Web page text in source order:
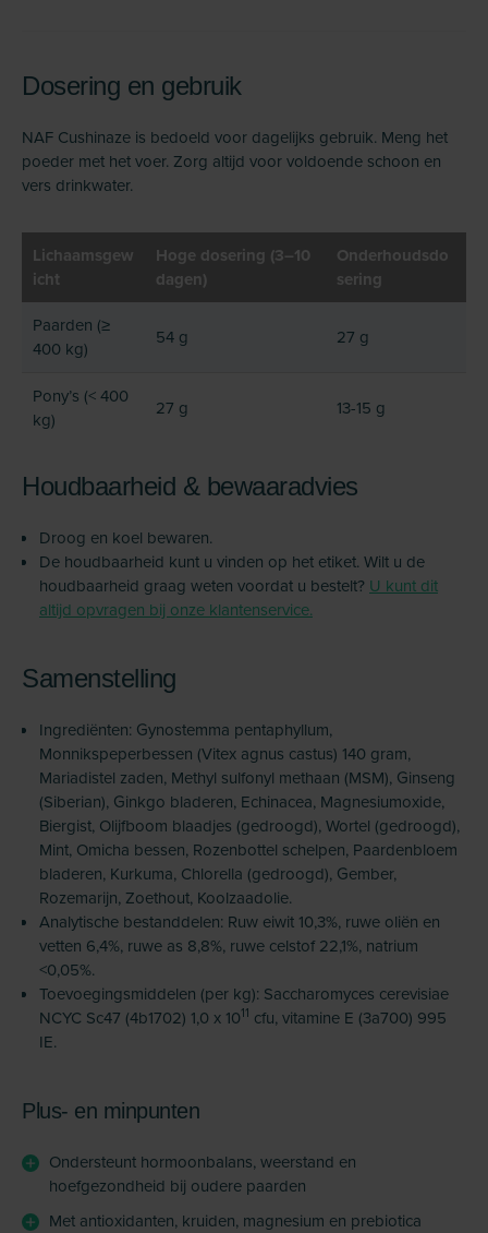
Dosering en gebruik
NAF Cushinaze is bedoeld voor dagelijks gebruik. Meng het
poeder met het voer. Zorg altijd voor voldoende schoon en
vers drinkwater.
Lichaamsgew
icht
Hoge dosering (3–10
dagen)
Onderhoudsdo
sering
Paarden (≥
400 kg)
54 g 27 g
Pony’s (< 400
kg)
27 g 13-15 g
Houdbaarheid & bewaaradvies
Droog en koel bewaren.
De houdbaarheid kunt u vinden op het etiket. Wilt u de
houdbaarheid graag weten voordat u bestelt? U kunt dit
altijd opvragen bij onze klantenservice.
Samenstelling
Ingrediënten: Gynostemma pentaphyllum,
Monnikspeperbessen (Vitex agnus castus) 140 gram,
Mariadistel zaden, Methyl sulfonyl methaan (MSM), Ginseng
(Siberian), Ginkgo bladeren, Echinacea, Magnesiumoxide,
Biergist, Olijfboom blaadjes (gedroogd), Wortel (gedroogd),
Mint, Omicha bessen, Rozenbottel schelpen, Paardenbloem
bladeren, Kurkuma, Chlorella (gedroogd), Gember,
Rozemarijn, Zoethout, Koolzaadolie.
Analytische bestanddelen: Ruw eiwit 10,3%, ruwe oliën en
vetten 6,4%, ruwe as 8,8%, ruwe celstof 22,1%, natrium
<0,05%.
Toevoegingsmiddelen (per kg): Saccharomyces cerevisiae
NCYC Sc47 (4b1702) 1,0 x 1011 cfu, vitamine E (3a700) 995
IE.
Plus- en minpunten
Ondersteunt hormoonbalans, weerstand en
hoefgezondheid bij oudere paarden
Met antioxidanten, kruiden, magnesium en prebiotica